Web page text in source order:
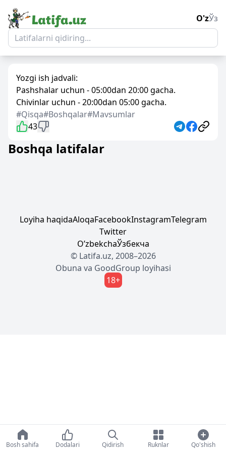
O'zЎз
Yozgi ish jadvali:
Pashshalar uchun - 05:00dan 20:00 gacha.
Chivinlar uchun - 20:00dan 05:00 gacha.
#Qisqa#Boshqalar#Mavsumlar
43
Boshqa latifalar
Loyiha haqidaAloqaFacebookInstagramTelegram
Twitter
OʼzbekchaЎзбекча
© Latifa.uz, 2008–2026
Obuna va GoodGroup loyihasi
18+
Bosh sahifa Dodalari Qidirish Ruknlar Qo'shish